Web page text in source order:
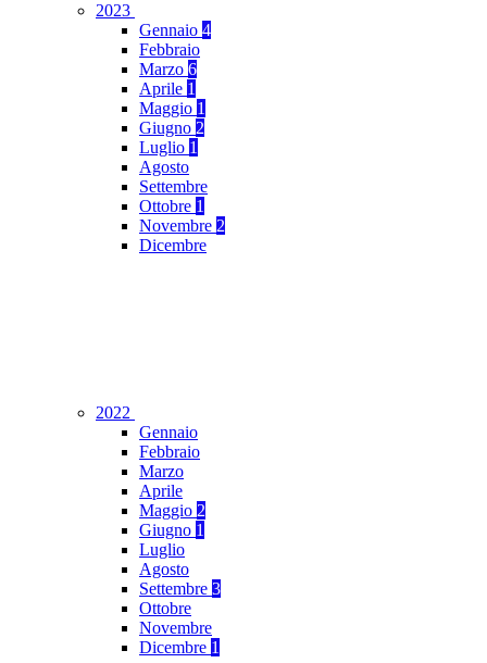
2023
Gennaio 4
Febbraio
Marzo 6
Aprile 1
Maggio 1
Giugno 2
Luglio 1
Agosto
Settembre
Ottobre 1
Novembre 2
Dicembre
2022
Gennaio
Febbraio
Marzo
Aprile
Maggio 2
Giugno 1
Luglio
Agosto
Settembre 3
Ottobre
Novembre
Dicembre 1